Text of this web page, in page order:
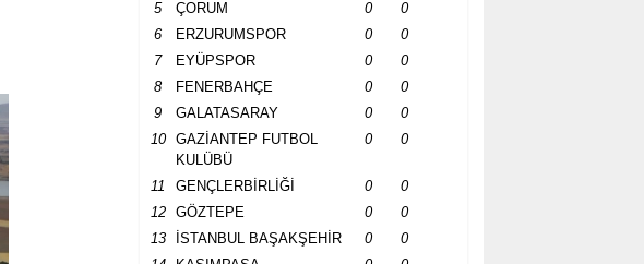
5
ÇORUM 0
0
6
ERZURUMSPOR 0
0
7
EYÜPSPOR 0
0
8
FENERBAHÇE 0
0
9
GALATASARAY 0
0
10
GAZİANTEP FUTBOL
KULÜBÜ
0 0
11 GENÇLERBİRLİĞİ 0
0
12
GÖZTEPE 0
0
13
İSTANBUL BAŞAKŞEHİR 0
0